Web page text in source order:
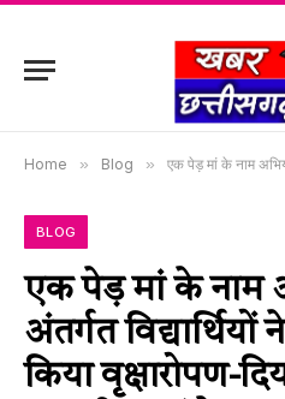
Home » Blog » एक पेड़ मां के नाम अभियान के अंतर्गत
BLOG
एक पेड़ मां के नाम
अंतर्गत
किया वृक्षारोपण-